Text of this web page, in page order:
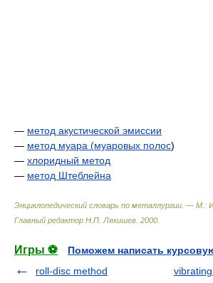
— метод акустической эмиссии
— метод муара (муаровых полос)
— хлоридный метод
— метод Штеблейна
Энциклопедический словарь по металлургии. —
Главный редактор Н.П. Лякишев 2000
Игры ⚽
Поможем написать
roll-disc method